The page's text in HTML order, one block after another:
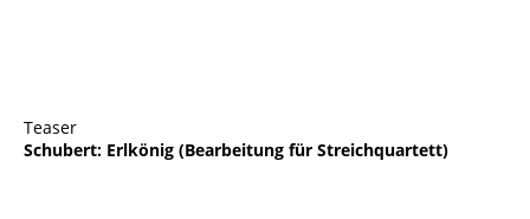
Teaser
Schubert: Erlkönig (Bearbeitung für Streichquartett)